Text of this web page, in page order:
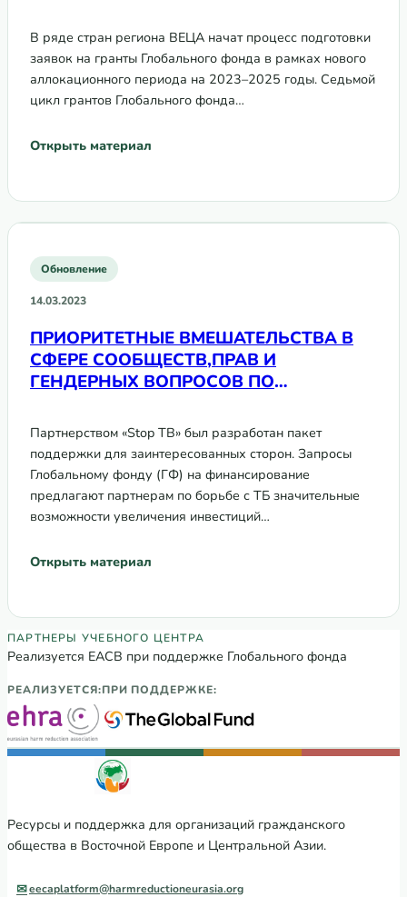
В ряде стран региона ВЕЦА начат процесс подготовки
заявок на гранты Глобального фонда в рамках нового
аллокационного периода на 2023–2025 годы. Седьмой
цикл грантов Глобального фонда…
Открыть материал
Обновление
14.03.2023
ПРИОРИТЕТНЫЕ ВМЕШАТЕЛЬСТВА В
СФЕРЕ СООБЩЕСТВ,ПРАВ И
ГЕНДЕРНЫХ ВОПРОСОВ ПО
ЗАЯВКАХ ГЛОБАЛЬНОМУ ФОНДУ НА
2023-2025 ГГ.
Партнерством «Stop TB» был разработан пакет
поддержки для заинтересованных сторон. Запросы
Глобальному фонду (ГФ) на финансирование
предлагают партнерам по борьбе с ТБ значительные
возможности увеличения инвестиций…
Открыть материал
Партнеры Регионального учебного
ПАРТНЕРЫ УЧЕБНОГО ЦЕНТРА
Реализуется ЕАСВ при поддержке Глобального фонда
РЕАЛИЗУЕТСЯ:ПРИ ПОДДЕРЖКЕ:
Ресурсы и поддержка для организаций гражданского
общества в Восточной Европе и Центральной Азии.
eecaplatform@harmreductioneurasia.org